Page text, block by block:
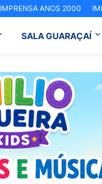
IMPRENSA ANOS 2000
SALA GUARAÇAÍ